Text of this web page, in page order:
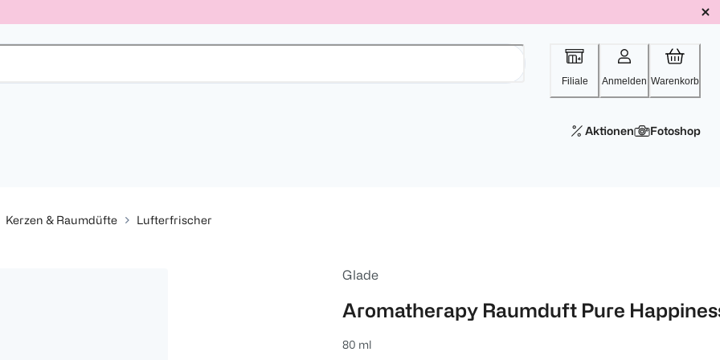
Filiale Anmelden Warenkorb
Aktionen Fotoshop
Kerzen & Raumdüfte Lufterfrischer
Glade
Aromatherapy Raumduft Pure
80 ml